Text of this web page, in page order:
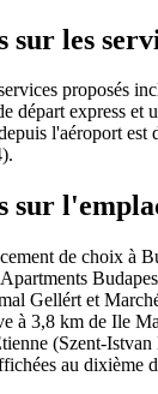
les
proposés
départ express et
l'aéroport est
sur
de choix à
Gellért et
à 3,8 km de Ile
(Szent-
au dixième